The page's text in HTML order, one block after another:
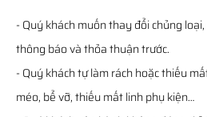
- Quý khách muốn thay đổi chủng
thông báo và thỏa thuận trước.
- Quý khách tự làm rách hoặc thiếu
méo, bể vỡ, thiếu mất linh phụ kiện…